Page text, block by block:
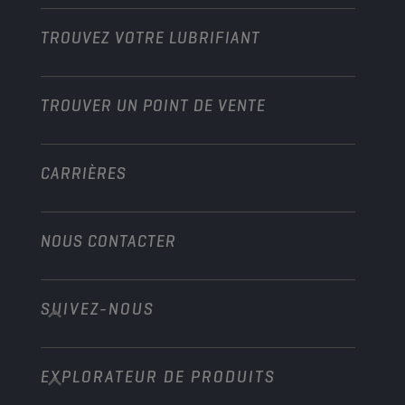
Moto et Véhicules tout-terrain
Industrie
Marine
Motos
Poids lourds
TROUVEZ VOTRE LUBRIFIANT
TROUVER UN POINT DE VENTE
CARRIÈRES
NOUS CONTACTER
info@championlubes.com
+32 3 870 00 20
Georges Gilliotstraat, 52 2620 Hemiksem
SUIVEZ-NOUS
EXPLORATEUR DE PRODUITS